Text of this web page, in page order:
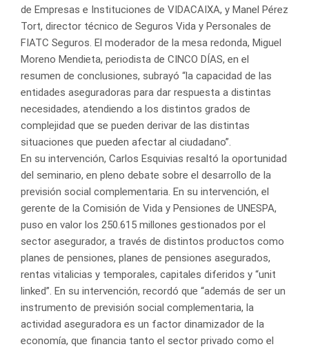
de Empresas e Instituciones de VIDACAIXA, y Manel Pérez
Tort, director técnico de Seguros Vida y Personales de
FIATC Seguros. El moderador de la mesa redonda, Miguel
Moreno Mendieta, periodista de CINCO DÍAS, en el
resumen de conclusiones, subrayó “la capacidad de las
entidades aseguradoras para dar respuesta a distintas
necesidades, atendiendo a los distintos grados de
complejidad que se pueden derivar de las distintas
situaciones que pueden afectar al ciudadano”.
En su intervención, Carlos Esquivias resaltó la oportunidad
del seminario, en pleno debate sobre el desarrollo de la
previsión social complementaria. En su intervención, el
gerente de la Comisión de Vida y Pensiones de UNESPA,
puso en valor los 250.615 millones gestionados por el
sector asegurador, a través de distintos productos como
planes de pensiones, planes de pensiones asegurados,
rentas vitalicias y temporales, capitales diferidos y “unit
linked”. En su intervención, recordó que “además de ser un
instrumento de previsión social complementaria, la
actividad aseguradora es un factor dinamizador de la
economía, que financia tanto el sector privado como el